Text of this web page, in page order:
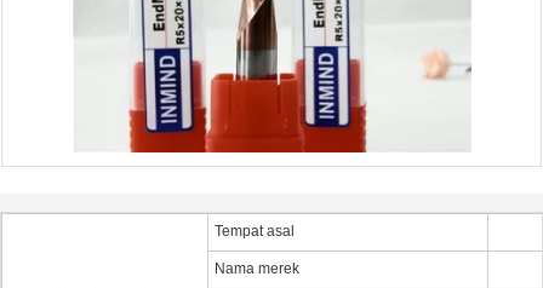
Tempat asal
Nama merek